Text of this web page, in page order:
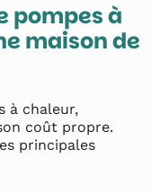
pompes à
maison de
à chaleur,
coût propre.
principales